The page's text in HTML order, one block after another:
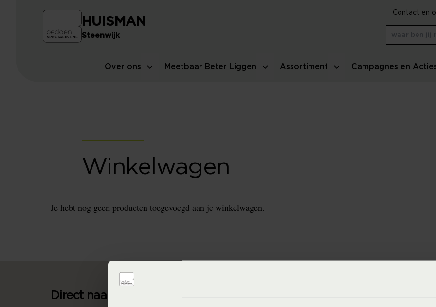
Over ons Meetbaar Beter Liggen Assortiment Campagnes en
HUISMAN
Steenwijk
Contact en
Winkelwagen
Je hebt nog geen producten toegevoegd aan je winkelwagen.
Direct naar